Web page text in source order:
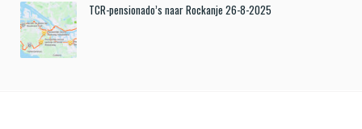
TCR-pensionado’s naar Rockanje 26-8-2025